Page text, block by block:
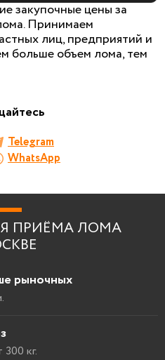
ЛОМА
сами к вам позвоним!
персональных
закупочные цены за
Принимаем
лиц, предприятий и
больше объем лома, тем
Telegram
WhatsApp
ПРИЁМА ЛОМА
рыночных
кг.